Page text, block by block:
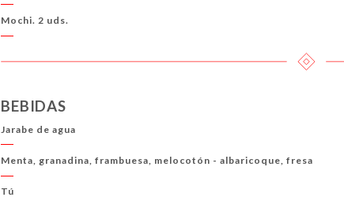
Mochi. 2 uds.
BEBIDAS
Jarabe de agua
Menta, granadina, frambuesa, melocotón - albaricoque, fresa
Tú